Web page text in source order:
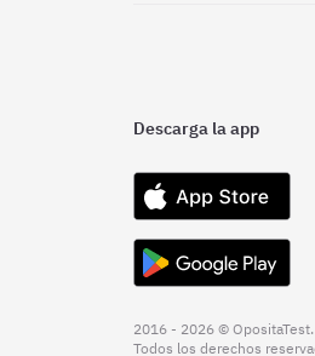
Descarga la app
2016 - 2026 © OpositaTest.
Todos los derechos